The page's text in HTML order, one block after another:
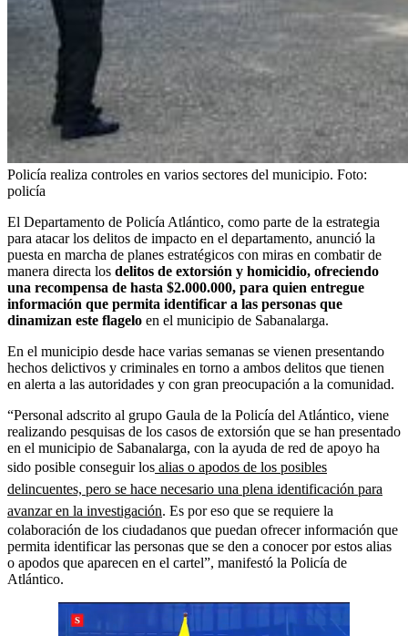
Policía realiza controles en varios sectores del municipio. Foto:
policía
El Departamento de Policía Atlántico, como parte de la estrategia
para atacar los delitos de impacto en el departamento, anunció la
puesta en marcha de planes estratégicos con miras en combatir de
manera directa los delitos de extorsión y homicidio, ofreciendo
una recompensa de hasta $2.000.000, para quien entregue
información que permita identificar a las personas que
dinamizan este flagelo en el municipio de Sabanalarga.
En el municipio desde hace varias semanas se vienen presentando
hechos delictivos y criminales en torno a ambos delitos que tienen
en alerta a las autoridades y con gran preocupación a la comunidad.
“Personal adscrito al grupo Gaula de la Policía del Atlántico, viene
realizando pesquisas de los casos de extorsión que se han presentado
en el municipio de Sabanalarga, con la ayuda de red de apoyo ha
sido posible conseguir los alias o apodos de los posibles
delincuentes, pero se hace necesario una plena identificación para
avanzar en la investigación. Es por eso que se requiere la
colaboración de los ciudadanos que puedan ofrecer información que
permita identificar las personas que se den a conocer por estos alias
o apodos que aparecen en el cartel”, manifestó la Policía de
Atlántico.